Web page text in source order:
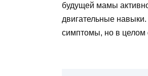
будущей мамы
двигательные
симптомы, но в целом